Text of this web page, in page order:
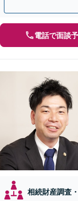
電話で面談
相続財産調査